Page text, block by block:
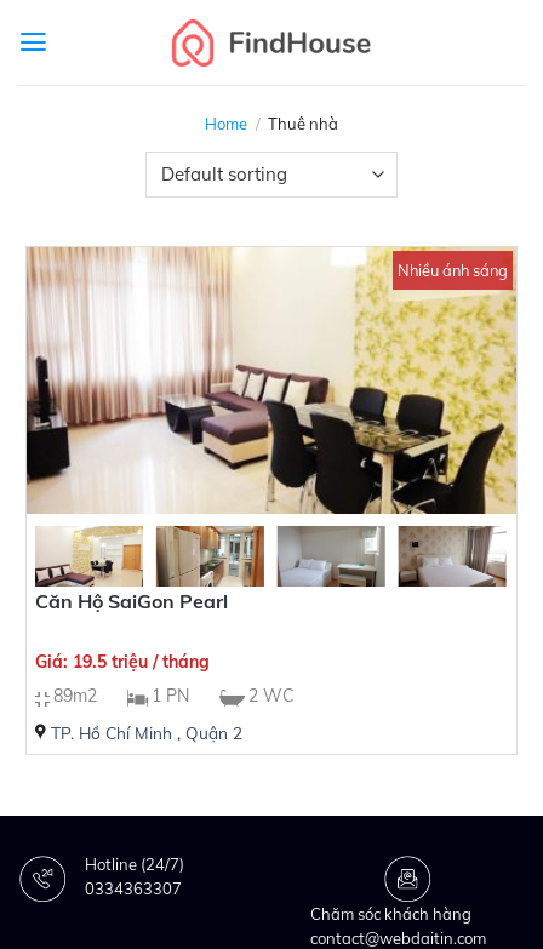
Home / Thuê nhà
Nhiều ánh sáng
Căn Hộ SaiGon Pearl
Giá: 19.5 triệu / tháng
89m2
1 PN 2 WC
TP. Hồ Chí Minh , Quận 2
Hotline (24/7)
0334363307
Chăm sóc khách hàng
contact@webdaitin.com